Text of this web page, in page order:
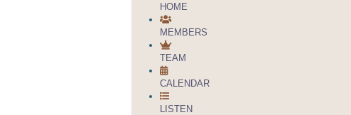
HOME
MEMBERS
TEAM
CALENDAR
LISTEN